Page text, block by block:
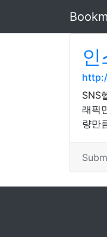
SNS
래픽
량만